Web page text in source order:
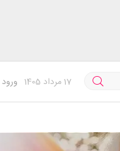
ورود 17مرداد 1405